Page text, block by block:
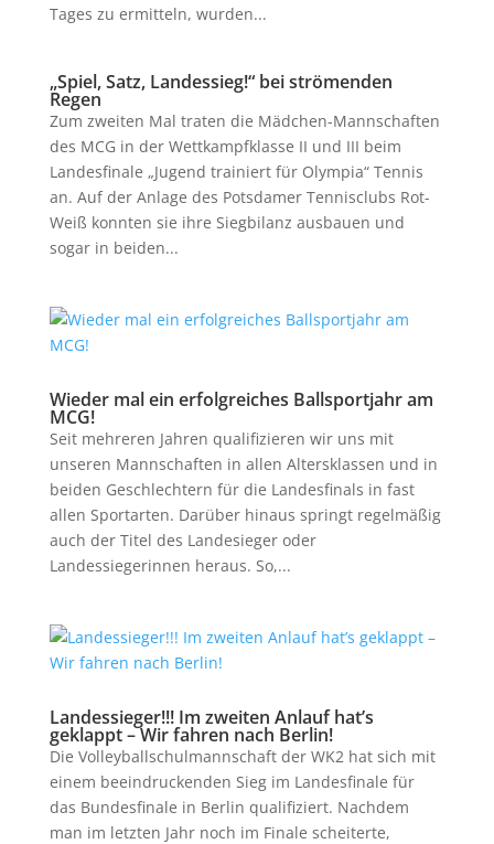
Tages zu ermitteln, wurden...
„Spiel, Satz, Landessieg!“ bei strömenden
Regen
Zum zweiten Mal traten die Mädchen-Mannschaften
des MCG in der Wettkampfklasse II und III beim
Landesfinale „Jugend trainiert für Olympia“ Tennis
an. Auf der Anlage des Potsdamer Tennisclubs Rot-
Weiß konnten sie ihre Siegbilanz ausbauen und
sogar in beiden...
Wieder mal ein erfolgreiches Ballsportjahr am
MCG!
Seit mehreren Jahren qualifizieren wir uns mit
unseren Mannschaften in allen Altersklassen und in
beiden Geschlechtern für die Landesfinals in fast
allen Sportarten. Darüber hinaus springt regelmäßig
auch der Titel des Landesieger oder
Landessiegerinnen heraus. So,...
Landessieger!!! Im zweiten Anlauf hat’s
geklappt – Wir fahren nach Berlin!
Die Volleyballschulmannschaft der WK2 hat sich mit
einem beeindruckenden Sieg im Landesfinale für
das Bundesfinale in Berlin qualifiziert. Nachdem
man im letzten Jahr noch im Finale scheiterte,